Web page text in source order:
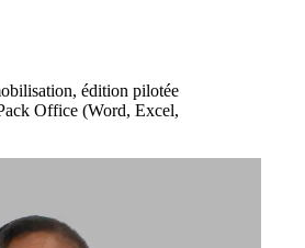
édition pilotée
Office (Word, Excel,